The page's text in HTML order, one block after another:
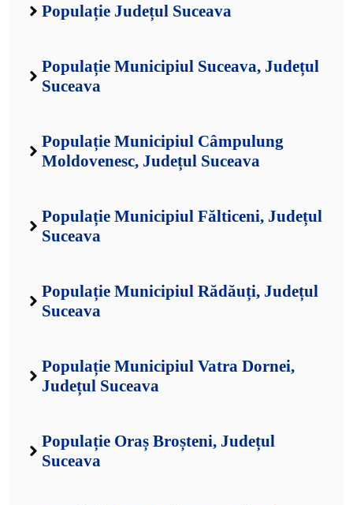
Populație Județul Suceava
Populație Municipiul Suceava, Județul
Suceava
Populație Municipiul Câmpulung
Moldovenesc, Județul Suceava
Populație Municipiul Fălticeni, Județul
Suceava
Populație Municipiul Rădăuți, Județul
Suceava
Populație Municipiul Vatra Dornei,
Județul Suceava
Populație Oraș Broșteni, Județul
Suceava